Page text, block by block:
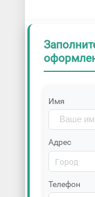
Имя
Адрес
Телефон